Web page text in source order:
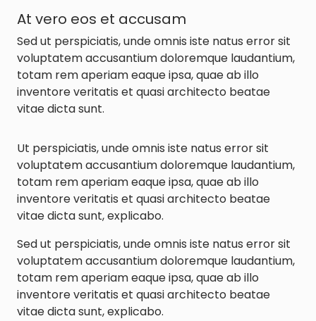
At vero eos et accusam
Sed ut perspiciatis, unde omnis iste natus error sit
voluptatem accusantium doloremque laudantium,
totam rem aperiam eaque ipsa, quae ab illo
inventore veritatis et quasi architecto beatae
vitae dicta sunt.
Ut perspiciatis, unde omnis iste natus error sit
voluptatem accusantium doloremque laudantium,
totam rem aperiam eaque ipsa, quae ab illo
inventore veritatis et quasi architecto beatae
vitae dicta sunt, explicabo.
Sed ut perspiciatis, unde omnis iste natus error sit
voluptatem accusantium doloremque laudantium,
totam rem aperiam eaque ipsa, quae ab illo
inventore veritatis et quasi architecto beatae
vitae dicta sunt, explicabo.